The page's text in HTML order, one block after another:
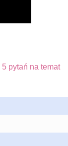
5 pytań na temat